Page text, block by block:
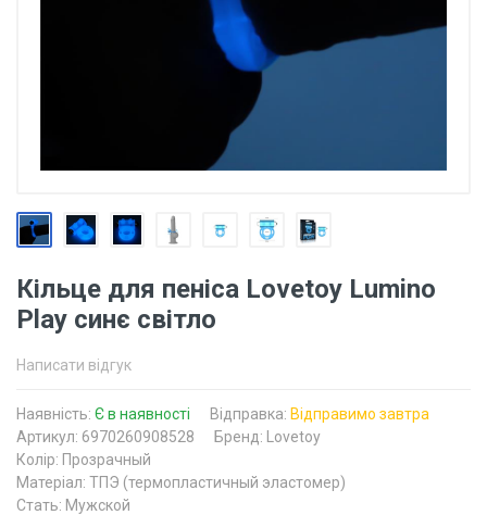
Кільце для пеніса Lovetoy Lumino
Play синє світло
Написати відгук
Наявність: Є в наявності Відправка: Відправимо завтра
Артикул: 6970260908528
Бренд: Lovetoy
Колір: Прозрачный
Матеріал: ТПЭ (термопластичный эластомер)
Стать: Мужской